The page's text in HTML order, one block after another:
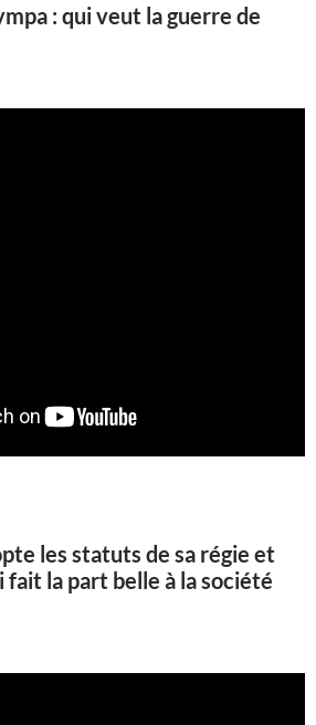
: qui veut la guerre de
les statuts de sa régie et
fait la part belle à la société